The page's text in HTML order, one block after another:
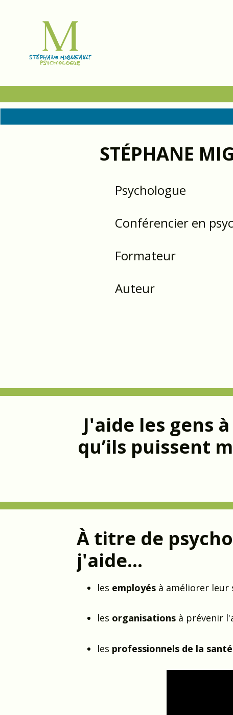
STÉPHANE
Psychologue
Conférencier en
Formateur
Auteur
J'aide les gens
qu’ils puissent
À titre de
j'aide...
les employés à améliorer leur
les organisations à prévenir
les professionnels de la